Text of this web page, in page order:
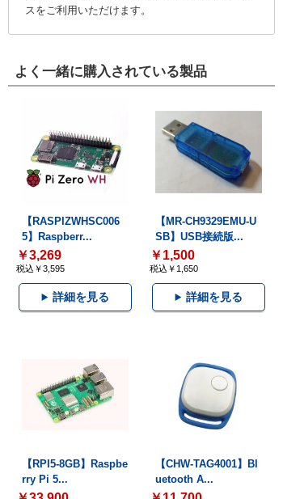
スをご利用いただけます。
よく一緒に購入されている製品
【RASPIZWHSC006
5】Raspberr...
￥3,269
税込￥3,595
詳細を見る
【MR-CH9329EMU-U
SB】USB接続版...
￥1,500
税込￥1,650
詳細を見る
【RPI5-8GB】Raspbe
rry Pi 5...
【CHW-TAG4001】Bl
uetooth A...